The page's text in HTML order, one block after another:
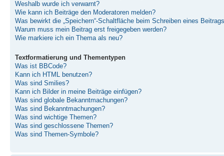
Weshalb wurde ich verwarnt?
Wie kann ich Beiträge den Moderatoren melden?
Was bewirkt die „Speichern“-Schaltfläche beim Schreiben eines
Warum muss mein Beitrag erst freigegeben werden?
Wie markiere ich ein Thema als neu?
Textformatierung und Thementypen
Was ist BBCode?
Kann ich HTML benutzen?
Was sind Smilies?
Kann ich Bilder in meine Beiträge einfügen?
Was sind globale Bekanntmachungen?
Was sind Bekanntmachungen?
Was sind wichtige Themen?
Was sind geschlossene Themen?
Was sind Themen-Symbole?